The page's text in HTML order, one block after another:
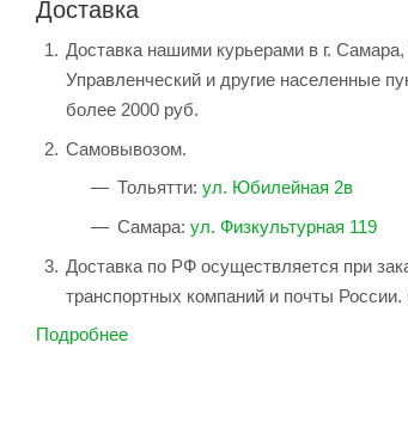
Доставка
Доставка нашими курьерами в г.
Управленческий и другие населенные
более 2000 руб.
Самовывозом.
Тольятти: ул. Юбилейная 2в
Самара: ул. Физкультурная 119
Доставка по РФ осуществляется при
транспортных компаний и почты
Подробнее